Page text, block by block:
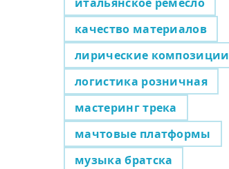
качество материалов
лирические композиции
логистика розничная
мастеринг трека
мачтовые платформы
музыка братска